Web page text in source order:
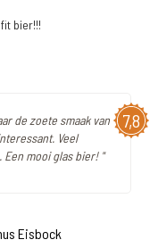
bier!!!
7,8
de zoete smaak van
Veel
mooi glas bier! "
Eisbock